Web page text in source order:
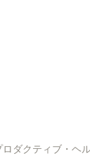
クティブ・ヘ